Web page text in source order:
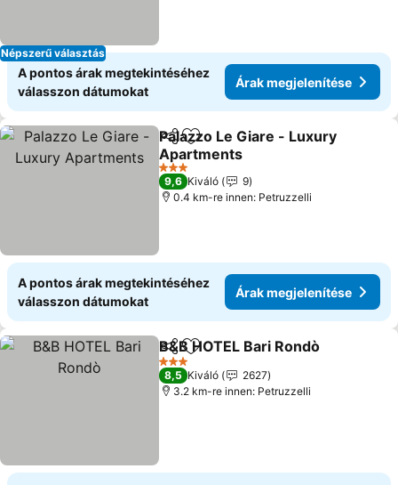
Népszerű választás
A pontos árak megtekintéséhez
válasszon dátumokat
Árak megjelenítése
Megosztás
Hozzáadás a kedvencekhez
Palazzo Le Giare - Luxury
Apartments
3 Kategória
9,6 Kiváló
9
0.4 km-re innen: Petruzzelli
A pontos árak megtekintéséhez
válasszon dátumokat
Árak megjelenítése
Megosztás
Hozzáadás a kedvencekhez
B&B HOTEL Bari Rondò
3 Kategória
8,5 Kiváló
2627
3.2 km-re innen: Petruzzelli